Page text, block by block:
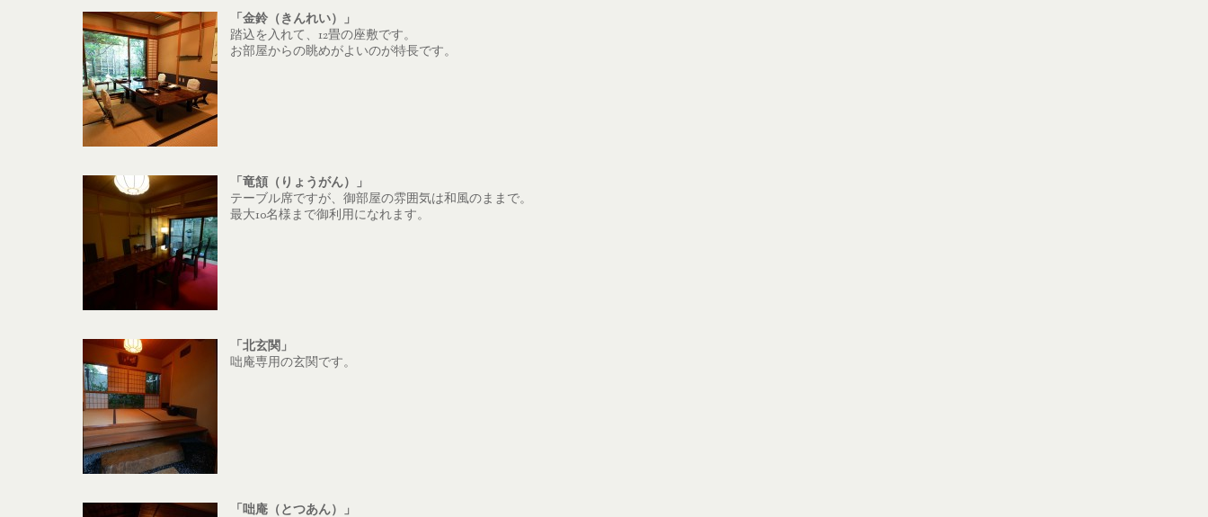
「金鈴（きんれい）」
踏込を入れて、12畳の座敷です。
お部屋からの眺めがよいのが特長です。
「竜頷（りょうがん）」
テーブル席ですが、御部屋の雰囲気は和風のままで。
最大10名様まで御利用になれます。
「北玄関」
咄庵専用の玄関です。
「咄庵（とつあん）」